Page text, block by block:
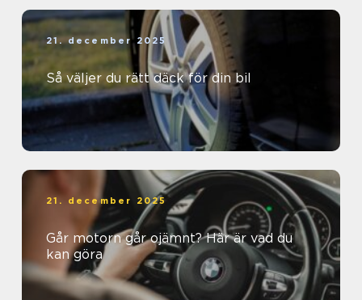
21. december 2025
Så väljer du rätt däck för din bil
21. december 2025
Går motorn går ojämnt? Här är vad du
kan göra